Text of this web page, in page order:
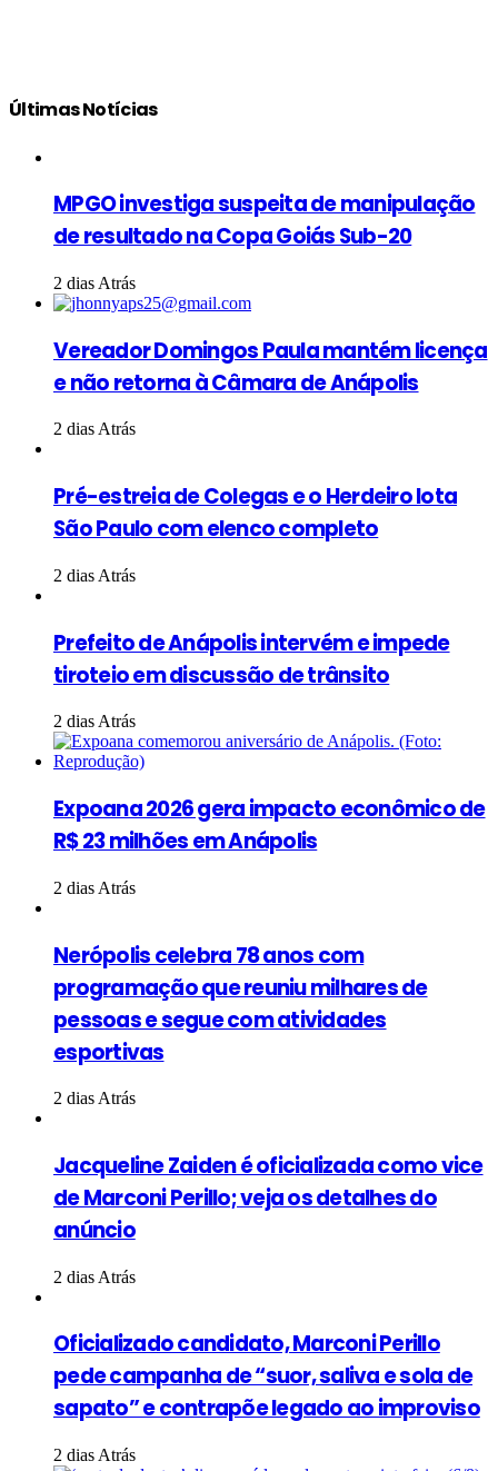
Últimas Notícias
MPGO investiga suspeita de manipulação
de resultado na Copa Goiás Sub-20
2 dias Atrás
Vereador Domingos Paula mantém licença
e não retorna à Câmara de Anápolis
2 dias Atrás
Pré-estreia de Colegas e o Herdeiro lota
São Paulo com elenco completo
2 dias Atrás
Prefeito de Anápolis intervém e impede
tiroteio em discussão de trânsito
2 dias Atrás
Expoana 2026 gera impacto econômico de
R$ 23 milhões em Anápolis
2 dias Atrás
Nerópolis celebra 78 anos com
programação que reuniu milhares de
pessoas e segue com atividades
esportivas
2 dias Atrás
Jacqueline Zaiden é oficializada como vice
de Marconi Perillo; veja os detalhes do
anúncio
2 dias Atrás
Oficializado candidato, Marconi Perillo
pede campanha de “suor, saliva e sola de
sapato” e contrapõe legado ao improviso
2 dias Atrás